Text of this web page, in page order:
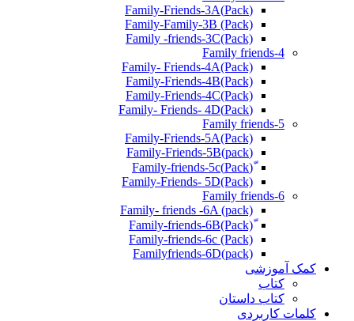
(Pack)Family-Friends-3A
Family-Family-3B (Pack)
Family -friends-3C(Pack)
Family friends-4
Family- Friends-4A(Pack)
Family-Friends-4B(Pack)
Family-Friends-4C(Pack)
(Pack)Family- Friends- 4D
Family friends-5
Family-Friends-5A(Pack)
(pack)Family-Friends-5B
ّ(Pack)Family-friends-5c
Family-Friends- 5D(Pack)
Family friends-6
Family- friends -6A (pack)
Family-friends-6c (Pack)
Familyfriends-6D(pack)
کمک آموزشی
کتاب
کتاب داستان
کلمات کاربردی